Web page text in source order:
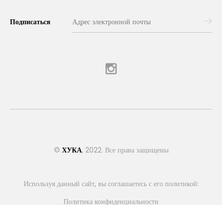
Подписаться
© ХУКА, 2022. Все права защищены
Используя данный сайт, вы соглашаетесь с его политикой:
Политика конфиденциальности